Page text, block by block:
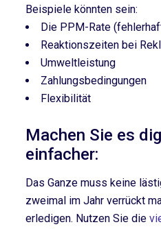
Beispiele könnten sein:
Die PPM-Rate
Reaktionszeiten bei
Umweltleistung
Zahlungsbedingungen
Flexibilität
Machen Sie es
einfacher:
Das Ganze muss keine
zweimal im Jahr verrückt
erledigen. Nutzen Sie die